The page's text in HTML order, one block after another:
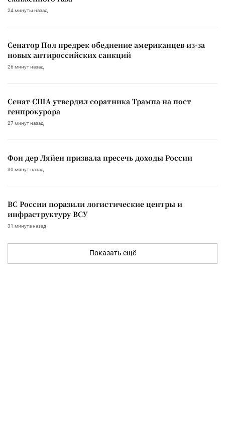
24 минуты назад
Сенатор Пол предрек обеднение американцев из-за
новых антироссийских санкций
26 минут назад
Сенат США утвердил соратника Трампа на пост
генпрокурора
27 минут назад
Фон дер Ляйен призвала пресечь доходы России
30 минут назад
ВС России поразили логистические центры и
инфраструктуру ВСУ
31 минута назад
Показать ещё